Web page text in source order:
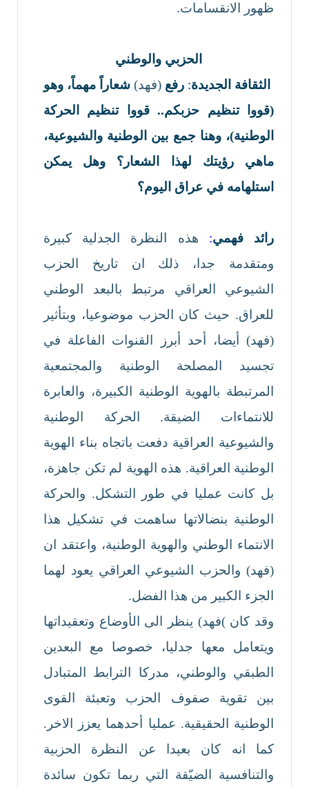
ظهور الانقسامات.
الحزبي والوطني
الثقافة الجديدة: رفع (فهد) شعاراً مهماً، وهو
(قووا تنظيم حزبكم.. قووا تنظيم الحركة
الوطنية)، وهنا جمع بين الوطنية والشيوعية،
ماهي رؤيتك لهذا الشعار؟ وهل يمكن
استلهامه في عراق اليوم؟
رائد فهمي: هذه النظرة الجدلية كبيرة
ومتقدمة جدا، ذلك ان تاريخ الحزب
الشيوعي العراقي مرتبط بالبعد الوطني
للعراق. حيث كان الحزب موضوعيا، وبتأثير
(فهد) أيضا، أحد أبرز القنوات الفاعلة في
تجسيد المصلحة الوطنية والمجتمعية
المرتبطة بالهوية الوطنية الكبيرة، والعابرة
للانتماءات الضيقة. الحركة الوطنية
والشيوعية العراقية دفعت باتجاه بناء الهوية
الوطنية العراقية. هذه الهوية لم تكن جاهزة،
بل كانت عمليا في طور التشكل. والحركة
الوطنية بنضالاتها ساهمت في تشكيل هذا
الانتماء الوطني والهوية الوطنية، واعتقد ان
(فهد) والحزب الشيوعي العراقي يعود لهما
الجزء الكبير من هذا الفضل.
وقد كان )فهد) ينظر الى الأوضاع وتعقيداتها
ويتعامل معها جدليا، خصوصا مع البعدين
الطبقي والوطني، مدركا الترابط المتبادل
بين تقوية صفوف الحزب وتعبئة القوى
الوطنية الحقيقية. عمليا أحدهما يعزز الاخر.
كما انه كان بعيدا عن النظرة الحزبية
والتنافسية الضيّقة التي ربما تكون سائدة